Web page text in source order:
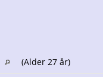
(Alder 27 år)